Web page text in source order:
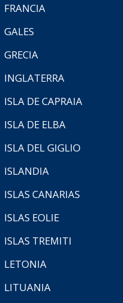
FRANCIA
GALES
GRECIA
INGLATERRA
ISLA DE CAPRAIA
ISLA DE ELBA
ISLA DEL GIGLIO
ISLANDIA
ISLAS CANARIAS
ISLAS EOLIE
ISLAS TREMITI
LETONIA
LITUANIA